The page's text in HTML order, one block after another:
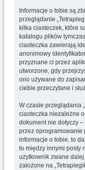
Informacje o tobie są
przeglądanie
kilka ciasteczek, które
katalogu plików
ciasteczka zawierają
anonimowy
przyznane ci przez
utworzone, gdy
ono używane do
ciebie przeczytane i
W czasie przeglądania
ciasteczka niezależne
dokument nie dotyczy
przez oprogramowanie
informacje o tobie, to
to między innymi posty
użytkownik zwane
założone na